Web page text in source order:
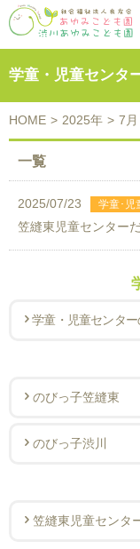
学童・児童センタ
HOME > 2025年 > 7月
一覧
2025/07/23
笠縫東児童センター
学童・児童センタ
のびっ子笠縫東
のびっ子渋川
笠縫東児童センタ